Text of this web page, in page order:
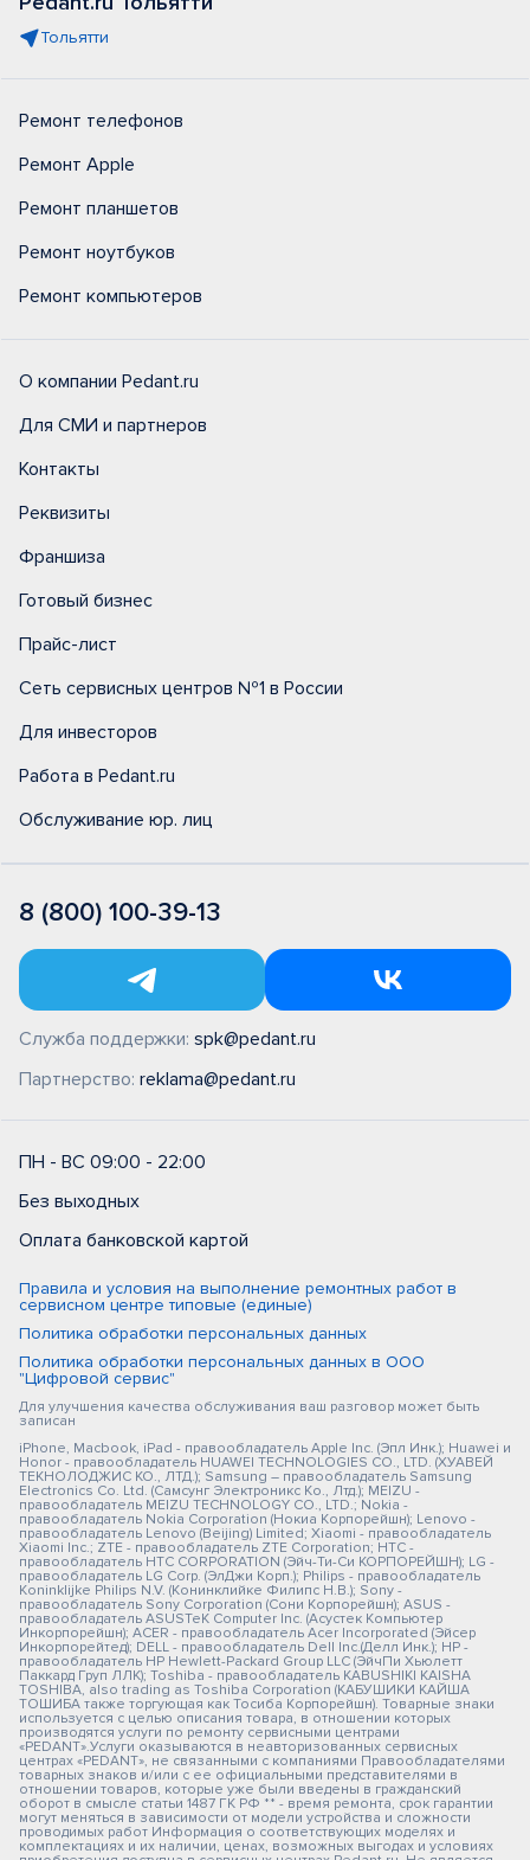
Тольятти
Ремонт телефонов
Ремонт Apple
Ремонт планшетов
Ремонт ноутбуков
Ремонт компьютеров
О компании Pedant.ru
Для СМИ и партнеров
Контакты
Реквизиты
Франшиза
Готовый бизнес
Прайс-лист
Сеть сервисных центров №1 в России
Для инвесторов
Работа в Pedant.ru
Обслуживание юр. лиц
8 (800) 100-39-13
Служба поддержки: spk@pedant.ru
Партнерство: reklama@pedant.ru
ПН - ВС 09:00 - 22:00
Без выходных
Оплата банковской картой
Правила и условия на выполнение ремонтных работ в
сервисном центре типовые (единые)
Политика обработки персональных данных
Политика обработки персональных данных в ООО
"Цифровой сервис"
Для улучшения качества обслуживания ваш разговор может быть
записан
iPhone, Macbook, iPad - правообладатель Apple Inc. (Эпл Инк.); Huawei и
Honor - правообладатель HUAWEI TECHNOLOGIES CO., LTD. (ХУАВЕЙ
ТЕКНОЛОДЖИС КО., ЛТД.); Samsung – правообладатель Samsung
Electronics Co. Ltd. (Самсунг Электроникс Ко., Лтд.); MEIZU -
правообладатель MEIZU TECHNOLOGY CO., LTD.; Nokia -
правообладатель Nokia Corporation (Нокиа Корпорейшн); Lenovo -
правообладатель Lenovo (Beijing) Limited; Xiaomi - правообладатель
Xiaomi Inc.; ZTE - правообладатель ZTE Corporation; HTC -
правообладатель HTC CORPORATION (Эйч-Ти-Си КОРПОРЕЙШН); LG -
правообладатель LG Corp. (ЭлДжи Корп.); Philips - правообладатель
Koninklijke Philips N.V. (Конинклийке Филипс Н.В.); Sony -
правообладатель Sony Corporation (Сони Корпорейшн); ASUS -
правообладатель ASUSTeK Computer Inc. (Асустек Компьютер
Инкорпорейшн); ACER - правообладатель Acer Incorporated (Эйсер
Инкорпорейтед); DELL - правообладатель Dell Inc.(Делл Инк.); HP -
правообладатель HP Hewlett-Packard Group LLC (ЭйчПи Хьюлетт
Паккард Груп ЛЛК); Toshiba - правообладатель KABUSHIKI KAISHA
TOSHIBA, also trading as Toshiba Corporation (КАБУШИКИ КАЙША
ТОШИБА также торгующая как Тосиба Корпорейшн). Товарные знаки
используется с целью описания товара, в отношении которых
производятся услуги по ремонту сервисными центрами
«PEDANT».Услуги оказываются в неавторизованных сервисных
центрах «PEDANT», не связанными с компаниями Правообладателями
товарных знаков и/или с ее официальными представителями в
отношении товаров, которые уже были введены в гражданский
оборот в смысле статьи 1487 ГК РФ ** - время ремонта, срок гарантии
могут меняться в зависимости от модели устройства и сложности
проводимых работ Информация о соответствующих моделях и
комплектациях и их наличии, ценах, возможных выгодах и условиях